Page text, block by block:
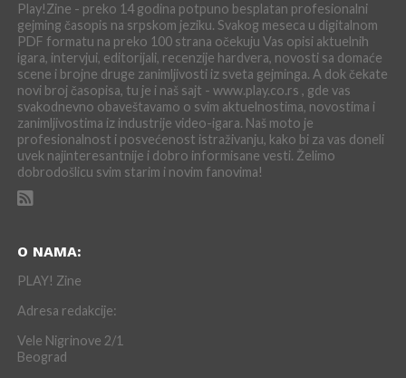
Play!Zine - preko 14 godina potpuno besplatan profesionalni
gejming časopis na srpskom jeziku. Svakog meseca u digitalnom
PDF formatu na preko 100 strana očekuju Vas opisi aktuelnih
igara, intervjui, editorijali, recenzije hardvera, novosti sa domaće
scene i brojne druge zanimljivosti iz sveta gejminga. A dok čekate
novi broj časopisa, tu je i naš sajt - www.play.co.rs , gde vas
svakodnevno obaveštavamo o svim aktuelnostima, novostima i
zanimljivostima iz industrije video-igara. Naš moto je
profesionalnost i posvećenost istraživanju, kako bi za vas doneli
uvek najinteresantnije i dobro informisane vesti. Želimo
dobrodošlicu svim starim i novim fanovima!
O NAMA:
PLAY! Zine
Adresa redakcije:
Vele Nigrinove 2/1
Beograd